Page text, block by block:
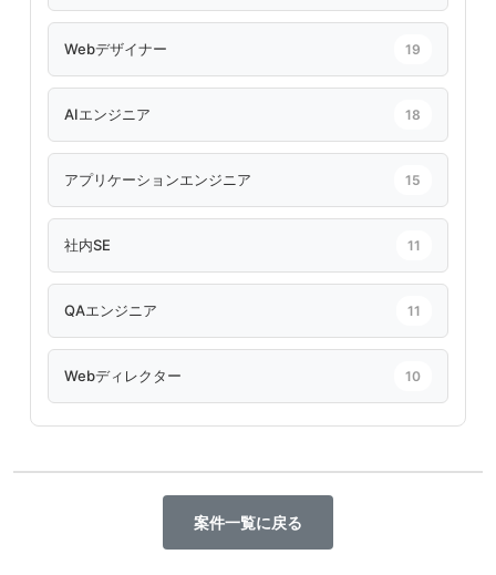
Webデザイナー 19
AIエンジニア 18
アプリケーションエンジニア 15
社内SE 11
QAエンジニア 11
Webディレクター 10
案件一覧に戻る